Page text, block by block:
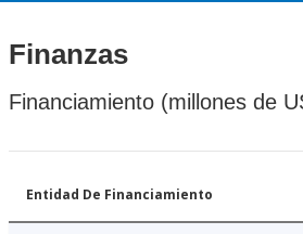
Finanzas
Financiamiento (millones de
Entidad De Financiamiento